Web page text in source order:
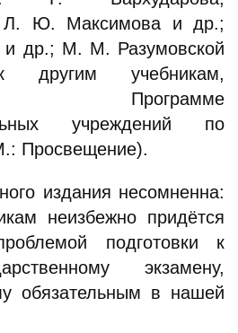
Ю. Максимова и др.;
и др.; М. М. Разумовской
учебникам,
Программе
учреждений по
Просвещение).
издания несомненна:
неизбежно придётся
подготовки к
экзамену,
обязательным в нашей